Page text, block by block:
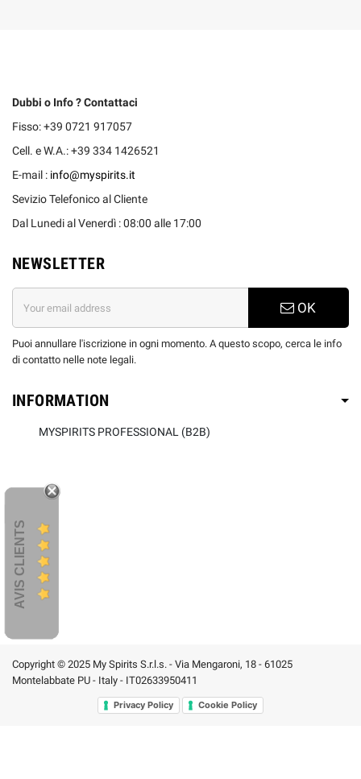
Dubbi o Info ? Contattaci
Fisso: +39 0721 917057
Cell. e W.A.: +39 334 1426521
E-mail : info@myspirits.it
Sevizio Telefonico al Cliente
Dal Lunedi al Venerdì : 08:00 alle 17:00
NEWSLETTER
OK
Puoi annullare l'iscrizione in ogni momento. A questo scopo, cerca le info
di contatto nelle note legali.
INFORMATION
MYSPIRITS PROFESSIONAL (B2B)
AVIS CLIENTS
Copyright © 2025 My Spirits S.r.l.s. - Via Mengaroni, 18 - 61025
Montelabbate PU - Italy - IT02633950411
Privacy Policy Cookie Policy